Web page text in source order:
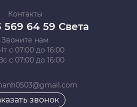
Контакты
569 64 59 Света
Звоните нам
с 07:00 до 16:00
с 07:00 до 16:00
звонок